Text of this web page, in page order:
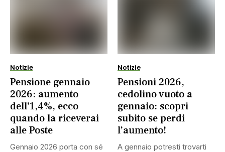
Notizie
Pensione gennaio
2026: aumento
dell’1,4%, ecco
quando la riceverai
alle Poste
Gennaio 2026 porta con sé
Notizie
Pensioni 2026,
cedolino vuoto a
gennaio: scopri
subito se perdi
l’aumento!
A gennaio potresti trovarti